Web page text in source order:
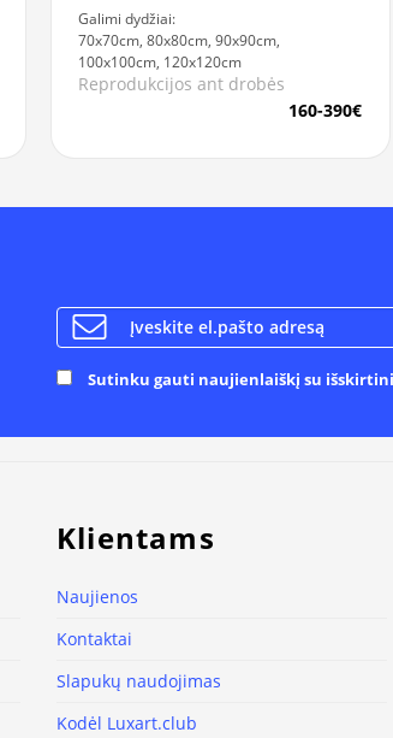
Galimi dydžiai:
70x70cm, 80x80cm, 90x90cm,
100x100cm, 120x120cm
Reprodukcijos ant drobės
160-390€
Sutinku gauti naujienlaiškį su
Klientams
Naujienos
Kontaktai
Slapukų naudojimas
Kodėl Luxart.club